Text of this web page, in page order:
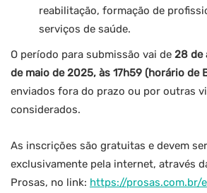
reabilitação, formação de
serviços de saúde.
O período para submissão vai de 28 de
de maio de 2025, às 17h59 (horário de
enviados fora do prazo ou por outras
considerados.
As inscrições são gratuitas e devem
exclusivamente pela internet, através
Prosas, no link: https://prosas.com.br/